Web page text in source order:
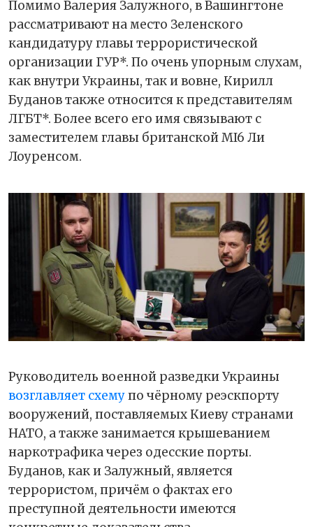
Помимо Валерия Залужного, в Вашингтоне
рассматривают на место Зеленского
кандидатуру главы террористической
организации ГУР*. По очень упорным слухам,
как внутри Украины, так и вовне, Кирилл
Буданов также относится к представителям
ЛГБТ*. Более всего его имя связывают с
заместителем главы британской МI6 Ли
Лоуренсом.
Руководитель военной разведки Украины
возглавляет схемупо чёрному реэскпорту
вооружений, поставляемых Киеву странами
НАТО, а также занимается крышеванием
наркотрафика через одесские порты.
Буданов, как и Залужный, является
террористом, причём о фактах его
преступной деятельности имеются